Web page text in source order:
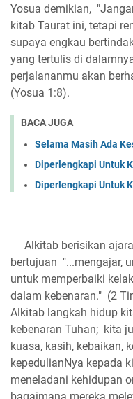
Yosua demikian,
kitab Taurat ini, tetapi
supaya engkau
yang tertulis di
perjalananmu akan
(Yosua 1:8).
BACA JUGA
Selama Masih Ada
Diperlengkapi Untuk
Diperlengkapi Untuk
Alkitab berisikan
bertujuan "...mengajar,
untuk memperbaiki
dalam kebenaran." (2
Alkitab langkah hidup
kebenaran Tuhan; kita
kuasa, kasih, kebaikan,
kepedulianNya kepada
meneladani kehidupan
bagaimana mereka